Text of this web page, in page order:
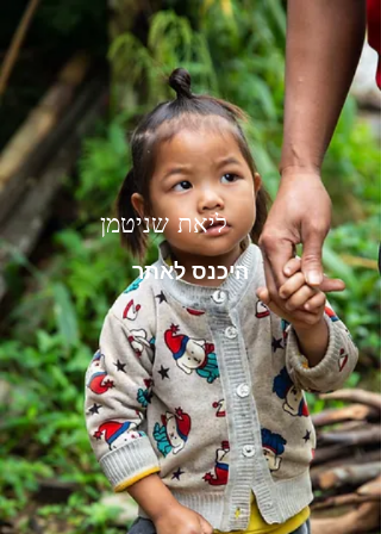
ליאת שניטמן
היכנס לאתר